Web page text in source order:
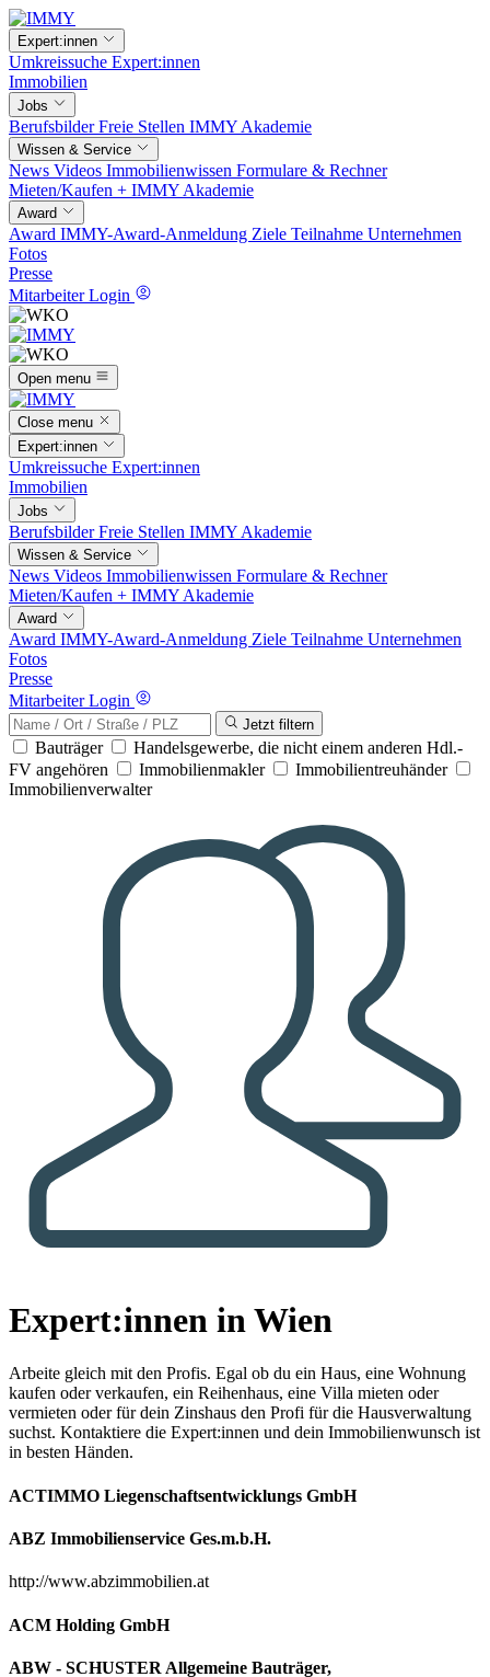
Expert:innen
Umkreissuche Expert:innen
Immobilien
Jobs
BerufsbilderFreie Stellen IMMY Akademie
Wissen & Service
News Videos Immobilienwissen Formulare & Rechner
Mieten/Kaufen + IMMY Akademie
Award
Award IMMY-Award-Anmeldung Ziele Teilnahme Unternehmen
Fotos
Presse
Mitarbeiter Login
Open menu
Close menu
Expert:innen
Umkreissuche Expert:innen
Immobilien
Jobs
BerufsbilderFreie Stellen IMMY Akademie
Wissen & Service
News Videos Immobilienwissen Formulare & Rechner
Mieten/Kaufen + IMMY Akademie
Award
Award IMMY-Award-Anmeldung Ziele Teilnahme Unternehmen
Fotos
Presse
Mitarbeiter Login
Jetzt filtern
Bauträger
Handelsgewerbe, die nicht einem anderen Hdl.-
FV angehören
Immobilienmakler
Immobilientreuhänder
Immobilienverwalter
Expert:innen in Wien
Arbeite gleich mit den Profis. Egal ob du ein Haus, eine Wohnung
kaufen oder verkaufen, ein Reihenhaus, eine Villa mieten oder
vermieten oder für dein Zinshaus den Profi für die Hausverwaltung
suchst. Kontaktiere die Expert:innen und dein Immobilienwunsch ist
in besten Händen.
ACTIMMO Liegenschaftsentwicklungs GmbH
ABZ Immobilienservice Ges.m.b.H.
http://www.abzimmobilien.at
ACM Holding GmbH
ABW - SCHUSTER Allgemeine Bauträger,